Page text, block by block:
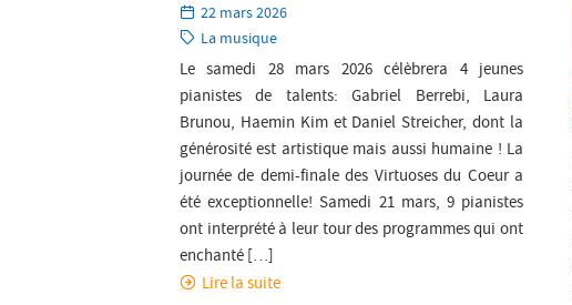
Paru
le:
22 mars 2026
Catégorie:
La musique
Le samedi 28 mars 2026 célèbrera 4 jeunes
pianistes de talents: Gabriel Berrebi, Laura
Brunou, Haemin Kim et Daniel Streicher, dont la
générosité est artistique mais aussi humaine ! La
journée de demi-finale des Virtuoses du Coeur a
été exceptionnelle! Samedi 21 mars, 9 pianistes
ont interprété à leur tour des programmes qui ont
enchanté […]
Lire la suite